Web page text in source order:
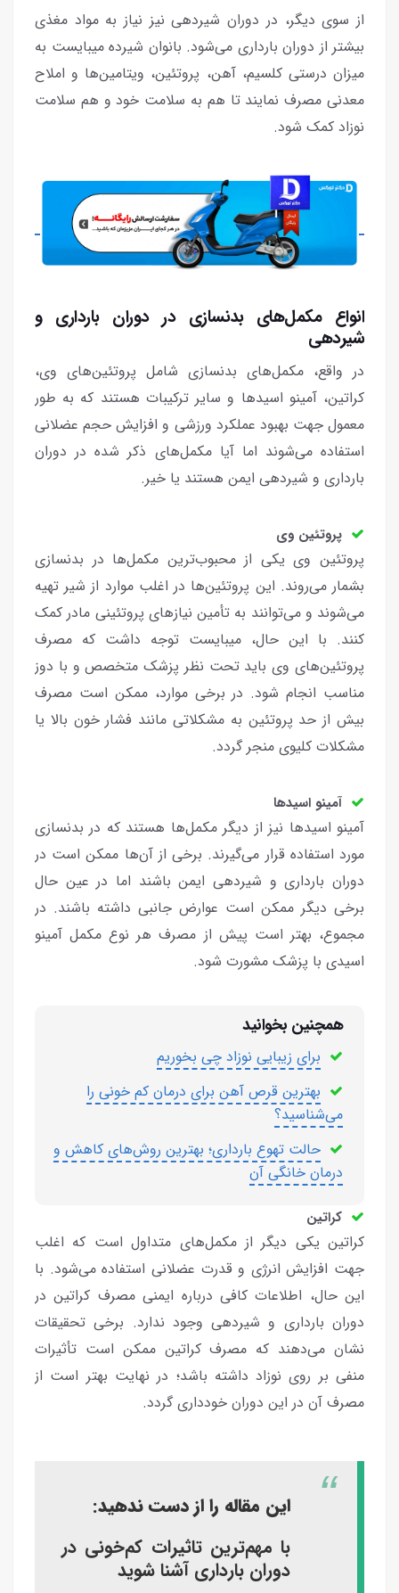
از سوی دیگر، در دوران شیردهی نیز نیاز به مواد مغذی
بیشتر از دوران بارداری می‌شود. بانوان شیرده میبایست به
میزان درستی کلسیم، آهن، پروتئین، ویتامین‌ها و املاح
معدنی مصرف نمایند تا هم به سلامت خود و هم سلامت
نوزاد کمک شود.
انواع مکمل‌های بدنسازی در دوران بارداری و
شیردهی
در واقع، مکمل‌های بدنسازی شامل پروتئین‌های وی،
کراتین، آمینو اسیدها و سایر ترکیبات هستند که به طور
معمول جهت بهبود عملکرد ورزشی و افزایش حجم عضلانی
استفاده می‌شوند اما آیا مکمل‌های ذکر شده در دوران
بارداری و شیردهی ایمن هستند یا خیر.
پروتئین‌ وی
پروتئین‌ وی یکی از محبوب‌ترین مکمل‌ها در بدنسازی
بشمار می‌روند. این پروتئین‌ها در اغلب موارد از شیر تهیه
می‌شوند و می‌توانند به تأمین نیازهای پروتئینی مادر کمک
کنند. با این حال، میبایست توجه داشت که مصرف
پروتئین‌های وی باید تحت نظر پزشک متخصص و با دوز
مناسب انجام شود. در برخی موارد، ممکن است مصرف
بیش از حد پروتئین به مشکلاتی مانند فشار خون بالا یا
مشکلات کلیوی منجر گردد.
آمینو اسیدها
آمینو اسیدها نیز از دیگر مکمل‌ها هستند که در بدنسازی
مورد استفاده قرار می‌گیرند. برخی از آن‌ها ممکن است در
دوران بارداری و شیردهی ایمن باشند اما در عین حال
برخی دیگر ممکن است عوارض جانبی داشته باشند. در
مجموع، بهتر است پیش از مصرف هر نوع مکمل آمینو
اسیدی با پزشک مشورت شود.
همچنین بخوانید
برای زیبایی نوزاد چی بخوریم
بهترین قرص آهن برای درمان کم خونی را
می‌شناسید؟
حالت تهوع بارداری؛ بهترین روش‌های کاهش و‌
درمان خانگی آن
کراتین
کراتین یکی دیگر از مکمل‌های متداول است که اغلب
جهت افزایش انرژی و قدرت عضلانی استفاده می‌شود. با
این حال، اطلاعات کافی درباره ایمنی مصرف کراتین در
دوران بارداری و شیردهی وجود ندارد. برخی تحقیقات
نشان می‌دهند که مصرف کراتین ممکن است تأثیرات
منفی بر روی نوزاد داشته باشد؛ در نهایت بهتر است از
مصرف آن در این دوران خودداری گردد.
این مقاله را از دست ندهید:
با مهم‌ترین تاثیرات کم‌خونی در
د‌وران بارداری آشنا شوید